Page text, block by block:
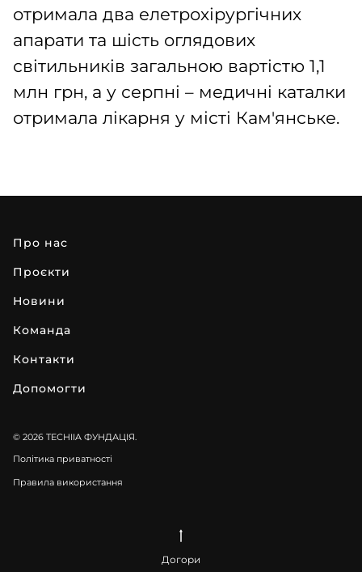
отримала два елетрохірургічних
апарати та шість оглядових
світильників загальною вартістю 1,1
млн грн, а у серпні – медичні каталки
отримала лікарня у місті Кам'янське.
про нас
проєкти
новини
команда
контакти
допомогти
© 2026 TECHIIA ФУНДАЦІЯ.
Політика приватності
Правила використання
Догори